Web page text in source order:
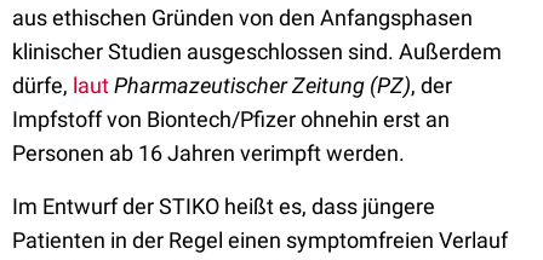
aus ethischen Gründen von den Anfangsphasen
klinischer Studien ausgeschlossen sind. Außerdem
dürfe, lautPharmazeutischer Zeitung (PZ), der
Impfstoff von Biontech/Pfizer ohnehin erst an
Personen ab 16 Jahren verimpft werden.
Im Entwurf der STIKO heißt es, dass jüngere
Patienten in der Regel einen symptomfreien Verlauf